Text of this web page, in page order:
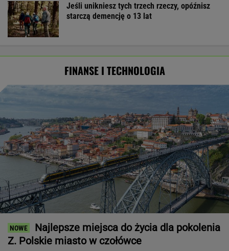
Jeśli unikniesz tych trzech rzeczy, opóźnisz
starczą demencję o 13 lat
FINANSE I TECHNOLOGIA
Najlepsze miejsca do życia dla pokolenia
Z. Polskie miasto w czołówce